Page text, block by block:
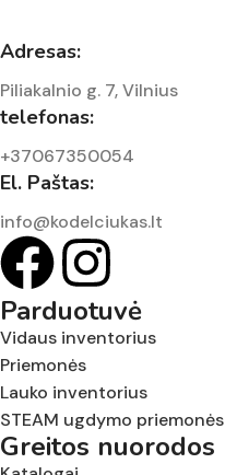
Adresas:
Piliakalnio g. 7, Vilnius
telefonas:
+37067350054
El. Paštas:
info@kodelciukas.lt
Parduotuvė
Vidaus inventorius
Priemonės
Lauko inventorius
STEAM ugdymo priemonės
Greitos nuorodos